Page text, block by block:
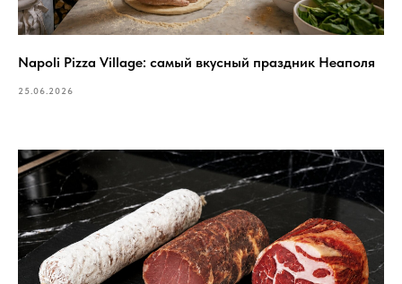
Napoli Pizza Village: самый вкусный праздник Неаполя
25.06.2026